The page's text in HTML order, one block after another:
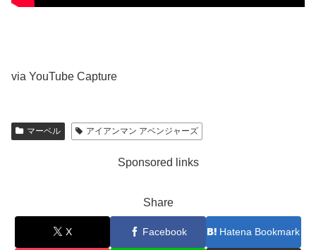
via YouTube Capture
マーベル アイアンマン アベンジャーズ
Sponsored links
Share
X Facebook Hatena Bookmark